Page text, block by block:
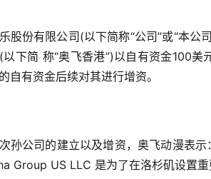
股份有限公司(以下简称“公司”或“本
以下简 称“奥飞香港”)以自有资金100
自有资金后续对其进行增资。
孙公司的建立以及增资，奥飞动漫表
Group US LLC 是为了在洛杉矶设置